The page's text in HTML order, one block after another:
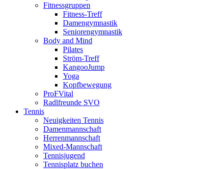
Fitnessgruppen
Fitness-Treff
Damengymnastik
Seniorengymnastik
Body and Mind
Pilates
Ström-Treff
KangooJump
Yoga
Kopfbewegung
ProFVital
Radlfreunde SVO
Tennis
Neuigkeiten Tennis
Damenmannschaft
Herrenmannschaft
Mixed-Mannschaft
Tennisjugend
Tennisplatz buchen